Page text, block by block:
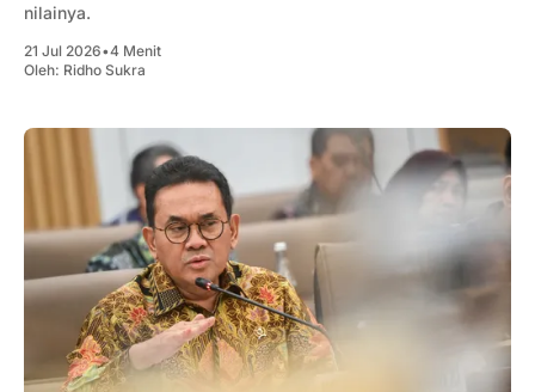
nilainya.
21 Jul 2026•4 Menit
Oleh: Ridho Sukra